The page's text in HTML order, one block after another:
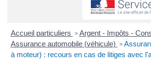
Accueil particuliers > Argent - Impôts -
Assurance automobile (véhicule) >
à moteur) : recours en cas de litiges avec